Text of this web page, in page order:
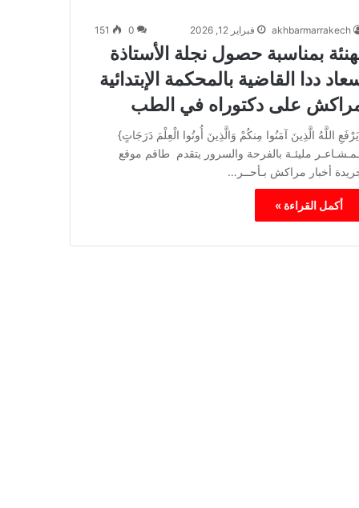
akhbarmarrakech فبراير 12, 2026 0
151
بمناسبة حصول نجلة الأستاذة
ددا القاضية بالمحكمة الإبتدائية
على دكتوراه في الطب
اللَّهُ الَّذِينَ آمَنُوا مِنكُمْ وَالَّذِينَ أُوتُوا الْعِلْمَ دَرَجَاتٍ‏}
مليئـة بالفرحة والسرور يتقدم طاقم موقع
أخبار مراكش بـأحــر…
أكمل القراءة »